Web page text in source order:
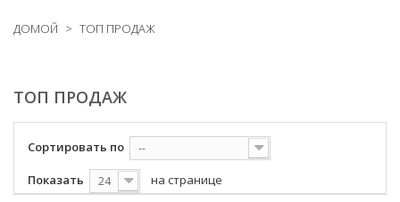
ДОМОЙ > ТОП ПРОДАЖ
ТОП ПРОДАЖ
Сортировать по --
Показать 24 на странице